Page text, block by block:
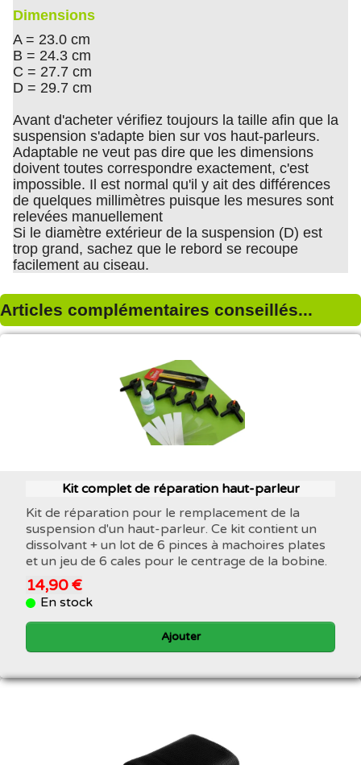
Dimensions
A = 23.0 cm
B = 24.3 cm
C = 27.7 cm
D = 29.7 cm
Avant d'acheter vérifiez toujours la taille afin que la
suspension s'adapte bien sur vos haut-parleurs.
Adaptable ne veut pas dire que les dimensions
doivent toutes correspondre exactement, c'est
impossible. Il est normal qu'il y ait des différences
de quelques millimètres puisque les mesures sont
relevées manuellement
Si le diamètre extérieur de la suspension (D) est
trop grand, sachez que le rebord se recoupe
facilement au ciseau.
Articles complémentaires conseillés...
Kit complet de réparation haut-parleur
Kit de réparation pour le remplacement de la
suspension d'un haut-parleur. Ce kit contient un
dissolvant + un lot de 6 pinces à machoires plates
et un jeu de 6 cales pour le centrage de la bobine.
14,90 €
En stock
Ajouter